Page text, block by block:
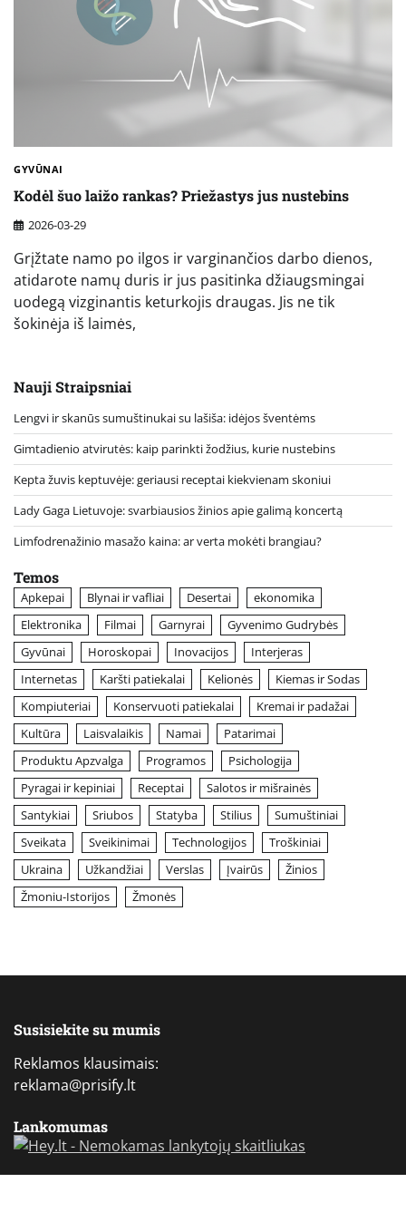
GYVŪNAI
Kodėl šuo laižo rankas? Priežastys jus nustebins
2026-03-29
Grįžtate namo po ilgos ir varginančios darbo dienos,
atidarote namų duris ir jus pasitinka džiaugsmingai
uodegą vizginantis keturkojis draugas. Jis ne tik
šokinėja iš laimės,
Nauji Straipsniai
Lengvi ir skanūs sumuštinukai su lašiša: idėjos šventėms
Gimtadienio atvirutės: kaip parinkti žodžius, kurie nustebins
Kepta žuvis keptuvėje: geriausi receptai kiekvienam skoniui
Lady Gaga Lietuvoje: svarbiausios žinios apie galimą koncertą
Limfodrenažinio masažo kaina: ar verta mokėti brangiau?
Temos
Apkepai Blynai ir vafliai Desertai
ekonomika
Elektronika
Filmai Garnyrai
Gyvenimo Gudrybės
Gyvūnai
Horoskopai Inovacijos
Interjeras
Internetas
Karšti patiekalai Kelionės
Kiemas ir Sodas
Kompiuteriai
Konservuoti patiekalai
Kremai ir padažai
Kultūra
Laisvalaikis Namai
Patarimai
Produktu Apzvalga
Programos
Psichologija
Pyragai ir kepiniai
Receptai
Salotos ir mišrainės
Santykiai
Sriubos Statyba Stilius
Sumuštiniai
Sveikata
Sveikinimai Technologijos
Troškiniai
Ukraina
Užkandžiai Verslas Įvairūs
Žinios
Žmoniu-Istorijos
Žmonės
Susisiekite su mumis
Reklamos klausimais:
reklama@prisify.lt
Lankomumas